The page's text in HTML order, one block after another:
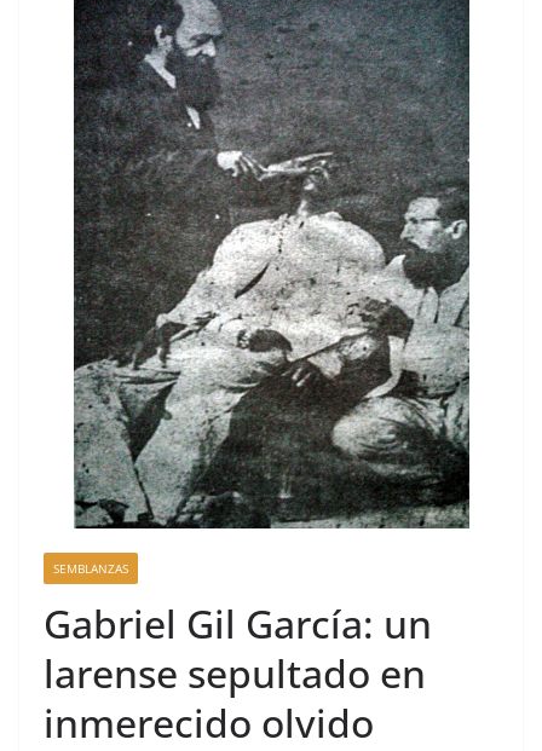
SEMBLANZAS
Gabriel Gil García: un
larense sepultado en
inmerecido olvido